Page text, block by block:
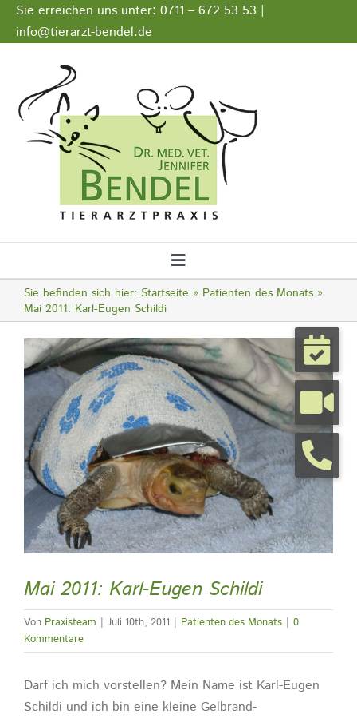
Zum
Inhalt
Sie erreichen uns unter: 0711 – 672 53 53 |
info@tierarzt-bendel.de
Stellenangebote
Impressum
Datenschutz
Toggle
Navigation
Startseite
Notfall
Tierarztpraxis
Tierhalterinfos
Kontakt
Sie befinden sich hier: Startseite
Patienten des Monats
Mai 2011: Karl-Eugen Schildi
Zeige
grösseres
Mai 2011: Karl-Eugen Schildi
Von Praxisteam | Juli 10th, 2011 | Patienten des Monats | 0
Kommentare
Darf ich mich vorstellen? Mein Name ist Karl-Eugen
Schildi und ich bin eine kleine Gelbrand-